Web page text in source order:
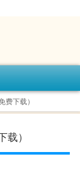
下载）
）